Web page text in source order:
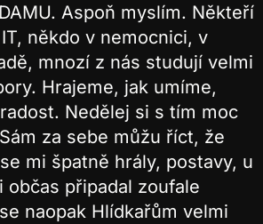
Aspoň myslím. Někteří
někdo v nemocnici, v
mnozí z nás studují velmi
Hrajeme, jak umíme,
Nedělej si s tím moc
za sebe můžu říct, že
mi špatně hrály, postavy, u
občas připadal zoufale
naopak Hlídkařům velmi